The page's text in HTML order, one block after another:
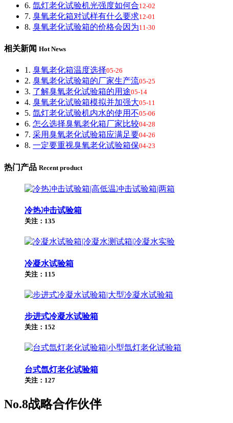
6. 氙灯老化试验机光强度如何合12-02
7. 臭氧老化箱对试样有什么要求12-01
8. 臭氧老化试验箱的价格会因为11-30
相关新闻 Hot News
1. 臭氧老化箱温度选择05-26
2. 臭氧老化试验箱的厂家生产流05-25
3. 了解臭氧老化试验箱的用途05-14
4. 臭氧老化试验箱模拟并加强大05-11
5. 氙灯老化试验机内水的使用不05-06
6. 怎么选择臭氧老化箱厂家比较04-28
7. 采用臭氧老化试验箱应满足要04-26
8. 一定要重视臭氧老化试验箱保04-23
热门产品 Recent product
冷热冲击试验箱
关注：135
冷凝水试验箱
关注：115
步进式冷凝水试验箱
关注：152
台式氙灯老化试验箱
关注：127
No.8战略合作伙伴